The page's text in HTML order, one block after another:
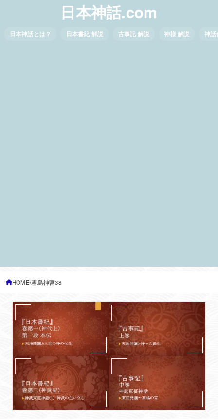
日本神話.com
日本神話とは？ 日本書紀 解説 古事記 解説 神様 解説 神話
HOME 霧島神宮38